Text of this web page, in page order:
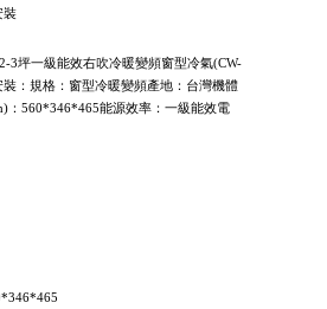
裝
3坪一級能效右吹冷暖變頻窗型冷氣(CW-
：規格：窗型冷暖變頻產地：台灣機體
：560*346*465能源效率：一級能效電